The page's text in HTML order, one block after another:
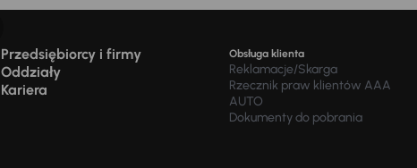
Przedsiębiorcy i firmy
Oddziały
Kariera
Obsługa klienta
Reklamacje/Skarga
Rzecznik praw klientów AAA
AUTO
Dokumenty do pobrania